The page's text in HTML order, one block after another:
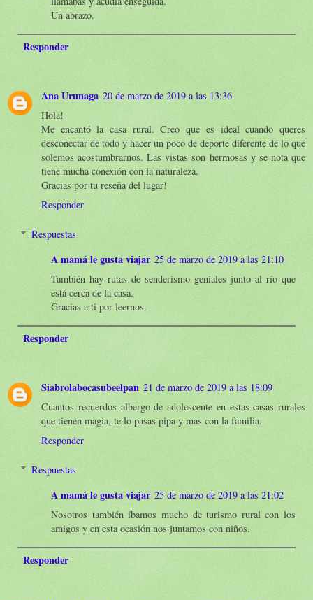
Un abrazo.
Responder
Ana Urunaga 20 de marzo de 2019 a las 13:36
Hola!
Me encantó la casa rural. Creo que es ideal cuando queres
desconectar de todo y hacer un poco de deporte diferente de lo que
solemos acostumbrarnos. Las vistas son hermosas y se nota que
tiene mucha conexión con la naturaleza.
Gracias por tu reseña del lugar!
Responder
Respuestas
A mamá le gusta viajar 25 de marzo de 2019 a las 21:10
También hay rutas de senderismo geniales junto al río que
está cerca de la casa.
Gracias a ti por leernos.
Responder
Siabrolabocasubeelpan 21 de marzo de 2019 a las 18:09
Cuantos recuerdos albergo de adolescente en estas casas rurales
que tienen magia, te lo pasas pipa y mas con la familia.
Responder
Respuestas
A mamá le gusta viajar 25 de marzo de 2019 a las 21:02
Nosotros también íbamos mucho de turismo rural con los
amigos y en esta ocasión nos juntamos con niños.
Responder